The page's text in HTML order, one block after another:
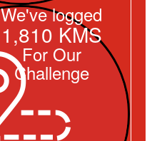
We've logged
1,810 KMS
For Our
Challenge